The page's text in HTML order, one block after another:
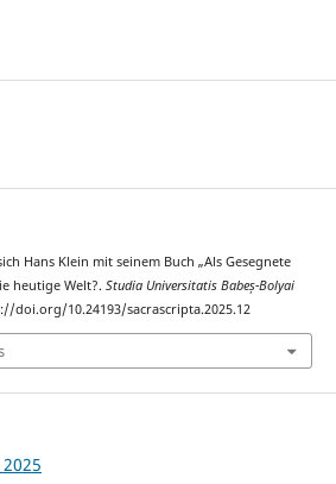
Hans Klein mit seinem Buch „Als Gesegnete
heutige Welt?. Studia Universitatis Babeș-Bolyai
doi.org/10.24193/sacrascripta.2025.12